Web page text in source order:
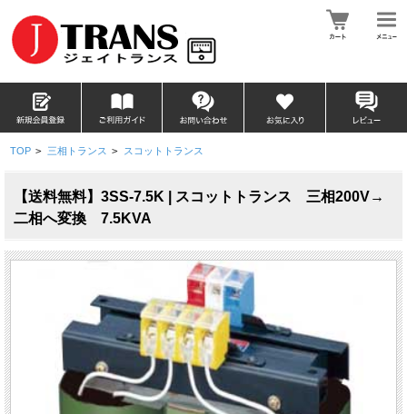
TOP > 三相トランス > スコットトランス
【送料無料】3SS-7.5K | スコットトランス 三相200V→
二相へ変換 7.5KVA